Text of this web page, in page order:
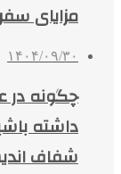
مزایای
۱۴۰۴/۰۹/۳۰
چگونه در
داشته
شفاف